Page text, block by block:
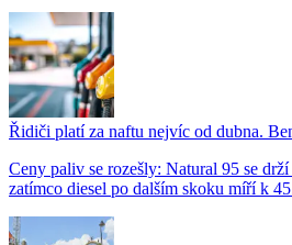
Řidiči platí za naftu nejvíc od dubna.
Ceny paliv se rozešly: Natural 95 se
zatímco diesel po dalším skoku míří k